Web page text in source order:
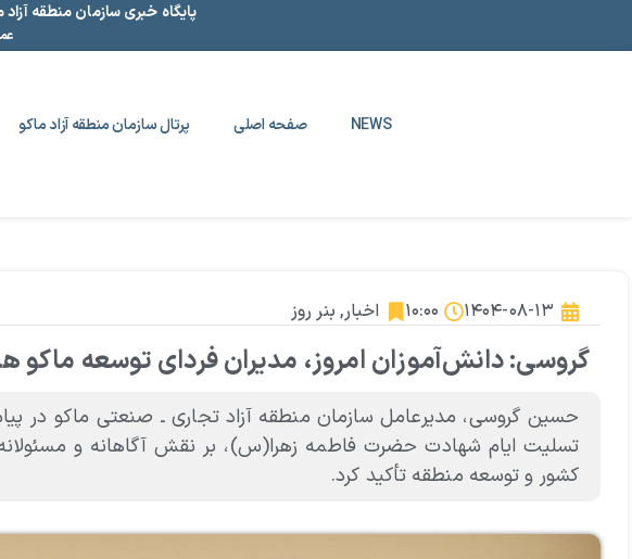
پایگاه خبری سازمان منطقه آزاد
NEWS صفحه اصلی پرتال سازمان منطقه آزاد ماکو
۱۴۰۴-۰۸-۱۳ ۱۰:۰۰ اخبار, بنر روز
گروسی: دانش‌آموزان امروز، مدیران فردای توسعه ماکو
تسلیت ایام شهادت حضرت فاطمه زهرا(س)، بر نقش آگاهانه و مسئولانه
کشور و توسعه منطقه تأکید کرد.